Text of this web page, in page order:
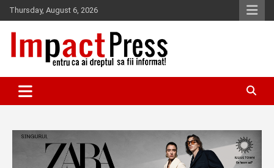
Skip
to
content
Thursday, August 6, 2026
IMPACTPRESS